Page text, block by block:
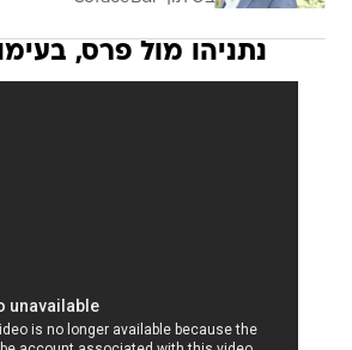
נתניהו מול פרס, בעימות